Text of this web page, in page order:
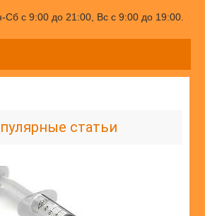
Сб с 9:00 до 21:00, Вс с 9:00 до 19:00.
статьи